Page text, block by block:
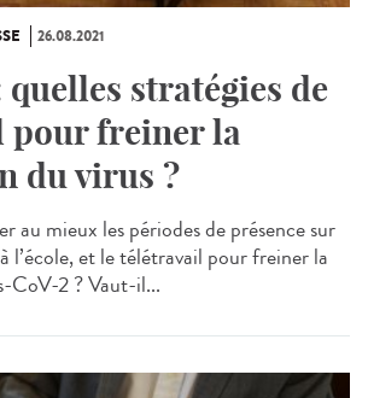
26.08.2021
quelles stratégies de
pour freiner la
du virus ?
au mieux les périodes de présence sur
l’école, et le télétravail pour freiner la
CoV-2 ? Vaut-il...